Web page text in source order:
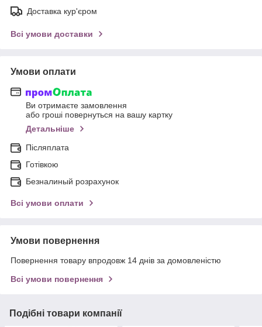
Доставка кур'єром
Всі умови доставки
Умови оплати
Ви отримаєте замовлення
або гроші повернуться на вашу картку
Детальніше
Післяплата
Готівкою
Безналиный розрахунок
Всі умови оплати
Умови повернення
Повернення товару впродовж 14 днів за домовленістю
Всі умови повернення
Подібні товари компанії